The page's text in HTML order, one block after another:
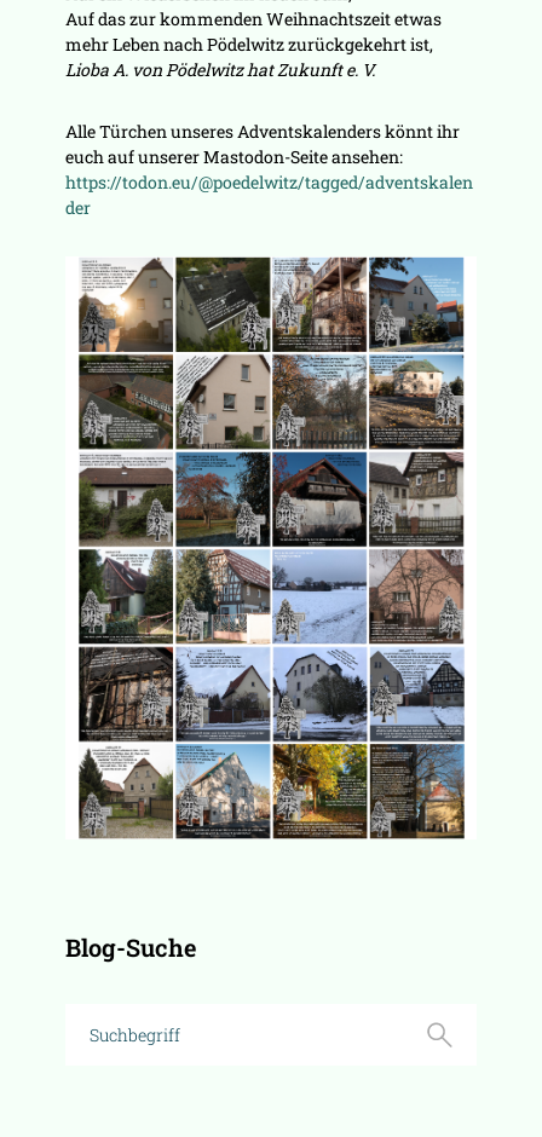
Auf das zur kommenden Weihnachtszeit etwas
mehr Leben nach Pödelwitz zurückgekehrt ist,
Lioba A. von Pödelwitz hat Zukunft e. V.
Alle Türchen unseres Adventskalenders könnt ihr
euch auf unserer Mastodon-Seite ansehen:
https://todon.eu/@poedelwitz/tagged/adventskalen
der
Blog-Suche